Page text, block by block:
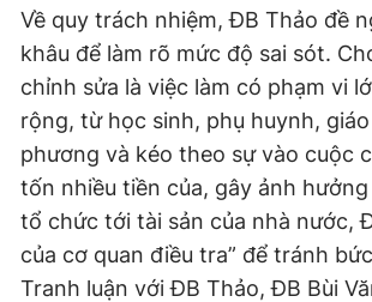
Về quy trách nhiệm, ĐB Thảo đề
khâu để làm rõ mức độ sai sót.
chỉnh sửa là việc làm có phạm vi
rộng, từ học sinh, phụ huynh,
phương và kéo theo sự vào cuộc
tốn nhiều tiền của, gây ảnh
tổ chức tới tài sản của nhà nước,
của cơ quan điều tra” để tránh
Tranh luận với ĐB Thảo, ĐB Bùi